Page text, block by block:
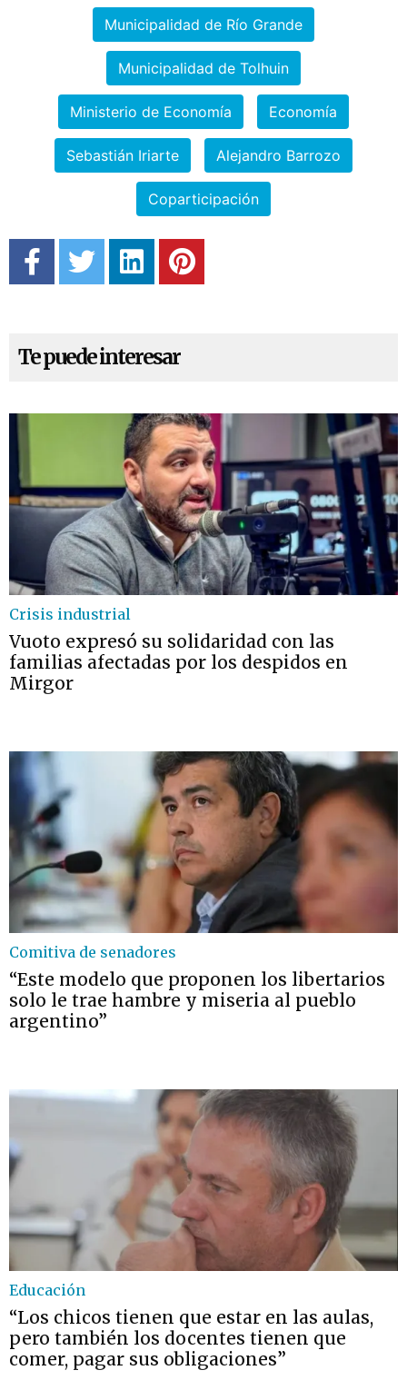
Municipalidad de Río Grande
Municipalidad de Tolhuin
Ministerio de Economía Economía
Sebastián Iriarte Alejandro Barrozo
Coparticipación
Te puede interesar
Crisis industrial
Vuoto expresó su solidaridad con las
familias afectadas por los despidos en
Mirgor
Comitiva de senadores
“Este modelo que proponen los libertarios
solo le trae hambre y miseria al pueblo
argentino”
Educación
“Los chicos tienen que estar en las aulas,
pero también los docentes tienen que
comer, pagar sus obligaciones”